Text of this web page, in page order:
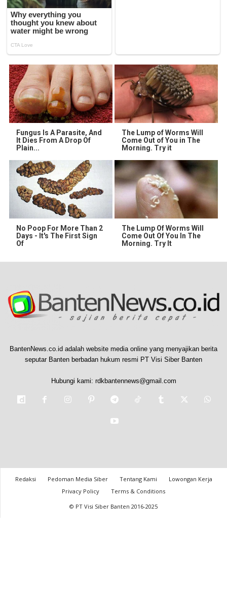
Fungus Is A Parasite, And
It Dies From A Drop Of
Plain...
The Lump of Worms Will
Come Out of You in The
Morning. Try it
No Poop For More Than 2
Days - It's The First Sign
Of
The Lump Of Worms Will
Come Out Of You In The
Morning. Try It
BantenNews.co.id adalah website media online yang menyajikan berita
seputar Banten berbadan hukum resmi PT Visi Siber Banten
Hubungi kami: rdkbantennews@gmail.com
Redaksi Pedoman Media Siber Tentang Kami
Lowongan Kerja
Privacy Policy
Terms & Conditions
© PT Visi Siber Banten 2016-2025